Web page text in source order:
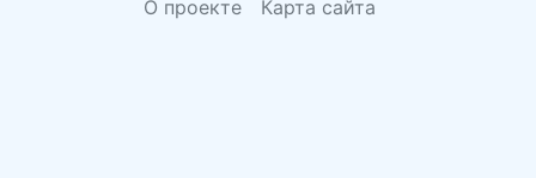
О проекте Карта сайта